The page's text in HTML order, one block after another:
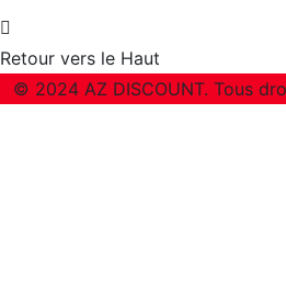
Retour vers le Haut
© 2024 AZ DISCOUNT. Tous